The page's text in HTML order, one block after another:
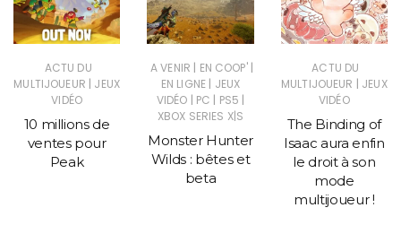
ACTU DU
MULTIJOUEUR | JEUX
VIDÉO
10 millions de
ventes pour
Peak
A VENIR | EN COOP' |
EN LIGNE | JEUX
VIDÉO | PC | PS5 |
XBOX SERIES X|S
Monster Hunter
Wilds : bêtes et
beta
ACTU DU
MULTIJOUEUR | JEUX
VIDÉO
The Binding of
Isaac aura enfin
le droit à son
mode
multijoueur !